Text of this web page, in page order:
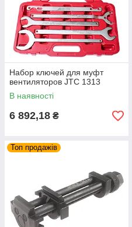
Набор ключей для муфт
вентиляторов JTC 1313
В наявності
6 892,18 ₴
Топ продажів